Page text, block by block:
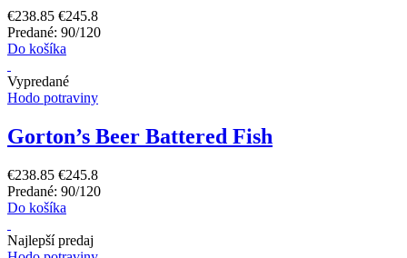
€238.85 €245.8
Predané: 90/120
Do košíka
Vypredané
Hodo potraviny
Gorton’s Beer Battered Fish
€238.85 €245.8
Predané: 90/120
Do košíka
Najlepší predaj